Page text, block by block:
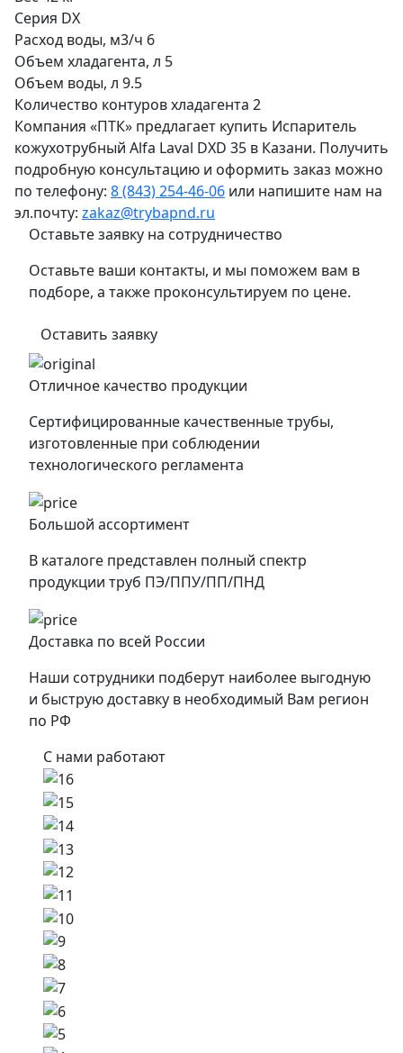
Серия DX
Расход воды, м3/ч 6
Объем хладагента, л 5
Объем воды, л 9.5
Количество контуров хладагента 2
Компания «ПТК» предлагает купить Испаритель
кожухотрубный Alfa Laval DXD 35 в Казани. Получить
подробную консультацию и оформить заказ можно
по телефону: 8 (843) 254-46-06 или напишите нам на
эл.почту: zakaz@trybapnd.ru
Оставьте заявку на сотрудничество
Оставьте ваши контакты, и мы поможем вам в
подборе, а также проконсультируем по цене.
Оставить заявку
Отличное качество продукции
Сертифицированные качественные трубы,
изготовленные при соблюдении
технологического регламента
Большой ассортимент
В каталоге представлен полный спектр
продукции труб ПЭ/ППУ/ПП/ПНД
Доставка по всей России
Наши сотрудники подберут наиболее выгодную
и быструю доставку в необходимый Вам регион
по РФ
С нами работают